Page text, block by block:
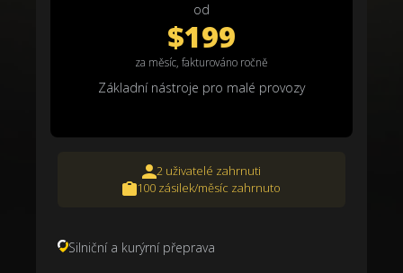
od
$199
za měsíc, fakturováno ročně
Základní nástroje pro malé provozy
2 uživatelé zahrnuti
100 zásilek/měsíc zahrnuto
Silniční a kurýrní přeprava